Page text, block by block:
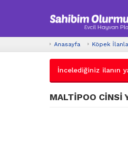
Anasayfa Köpek
İncelediğiniz ilanın
MALTİPOO CİNSİ